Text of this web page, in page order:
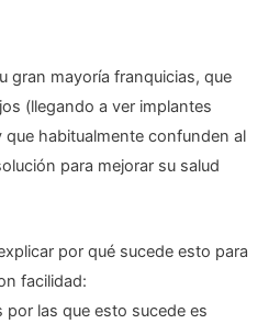
gran mayoría franquicias, que
(llegando a ver implantes
habitualmente confunden al
para mejorar su salud
por qué sucede esto para
facilidad:
por las que esto sucede es